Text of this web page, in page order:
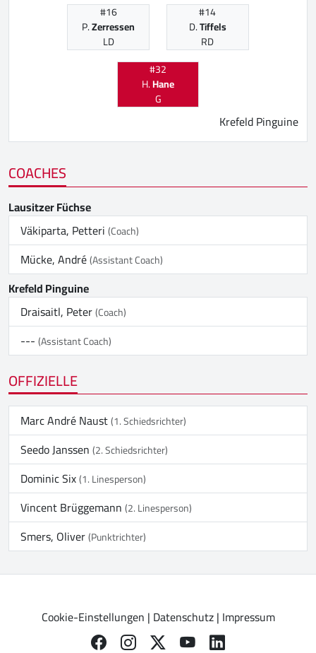
#16
P.Zerressen
LD
#14
D.Tiffels
RD
#32
H.Hane
G
Krefeld Pinguine
COACHES
Lausitzer Füchse
Väkiparta, Petteri(Coach)
Mücke, André(Assistant Coach)
Krefeld Pinguine
Draisaitl, Peter(Coach)
---(Assistant Coach)
OFFIZIELLE
Marc André Naust(1. Schiedsrichter)
Seedo Janssen(2. Schiedsrichter)
Dominic Six(1. Linesperson)
Vincent Brüggemann(2. Linesperson)
Smers, Oliver(Punktrichter)
Cookie-Einstellungen | Datenschutz| Impressum